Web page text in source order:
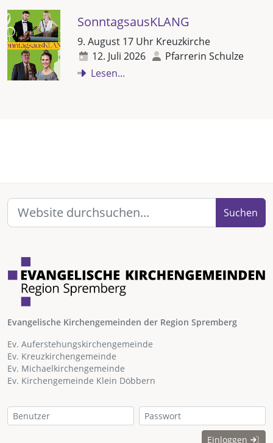
SonntagsausKLANG
9. August 17 Uhr Kreuzkirche
12. Juli 2026
Pfarrerin Schulze
Lesen...
Suchen
Evangelische Kirchengemeinden der Region Spremberg
Ev. Auferstehungskirchengemeinde
Ev. Kreuzkirchengemeinde
Ev. Michaelkirchengemeinde
Ev. Kirchengemeinde Klein Döbbern
Einloggen